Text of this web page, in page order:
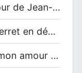
Une rencontre autour de Jean-Claude Suaudeau
Bernard Verret en dédicaces le samedi 13 décembre à l’Espace Culturel Atlantis
« Saupin mon amour » au salon du livre de Trentemoult